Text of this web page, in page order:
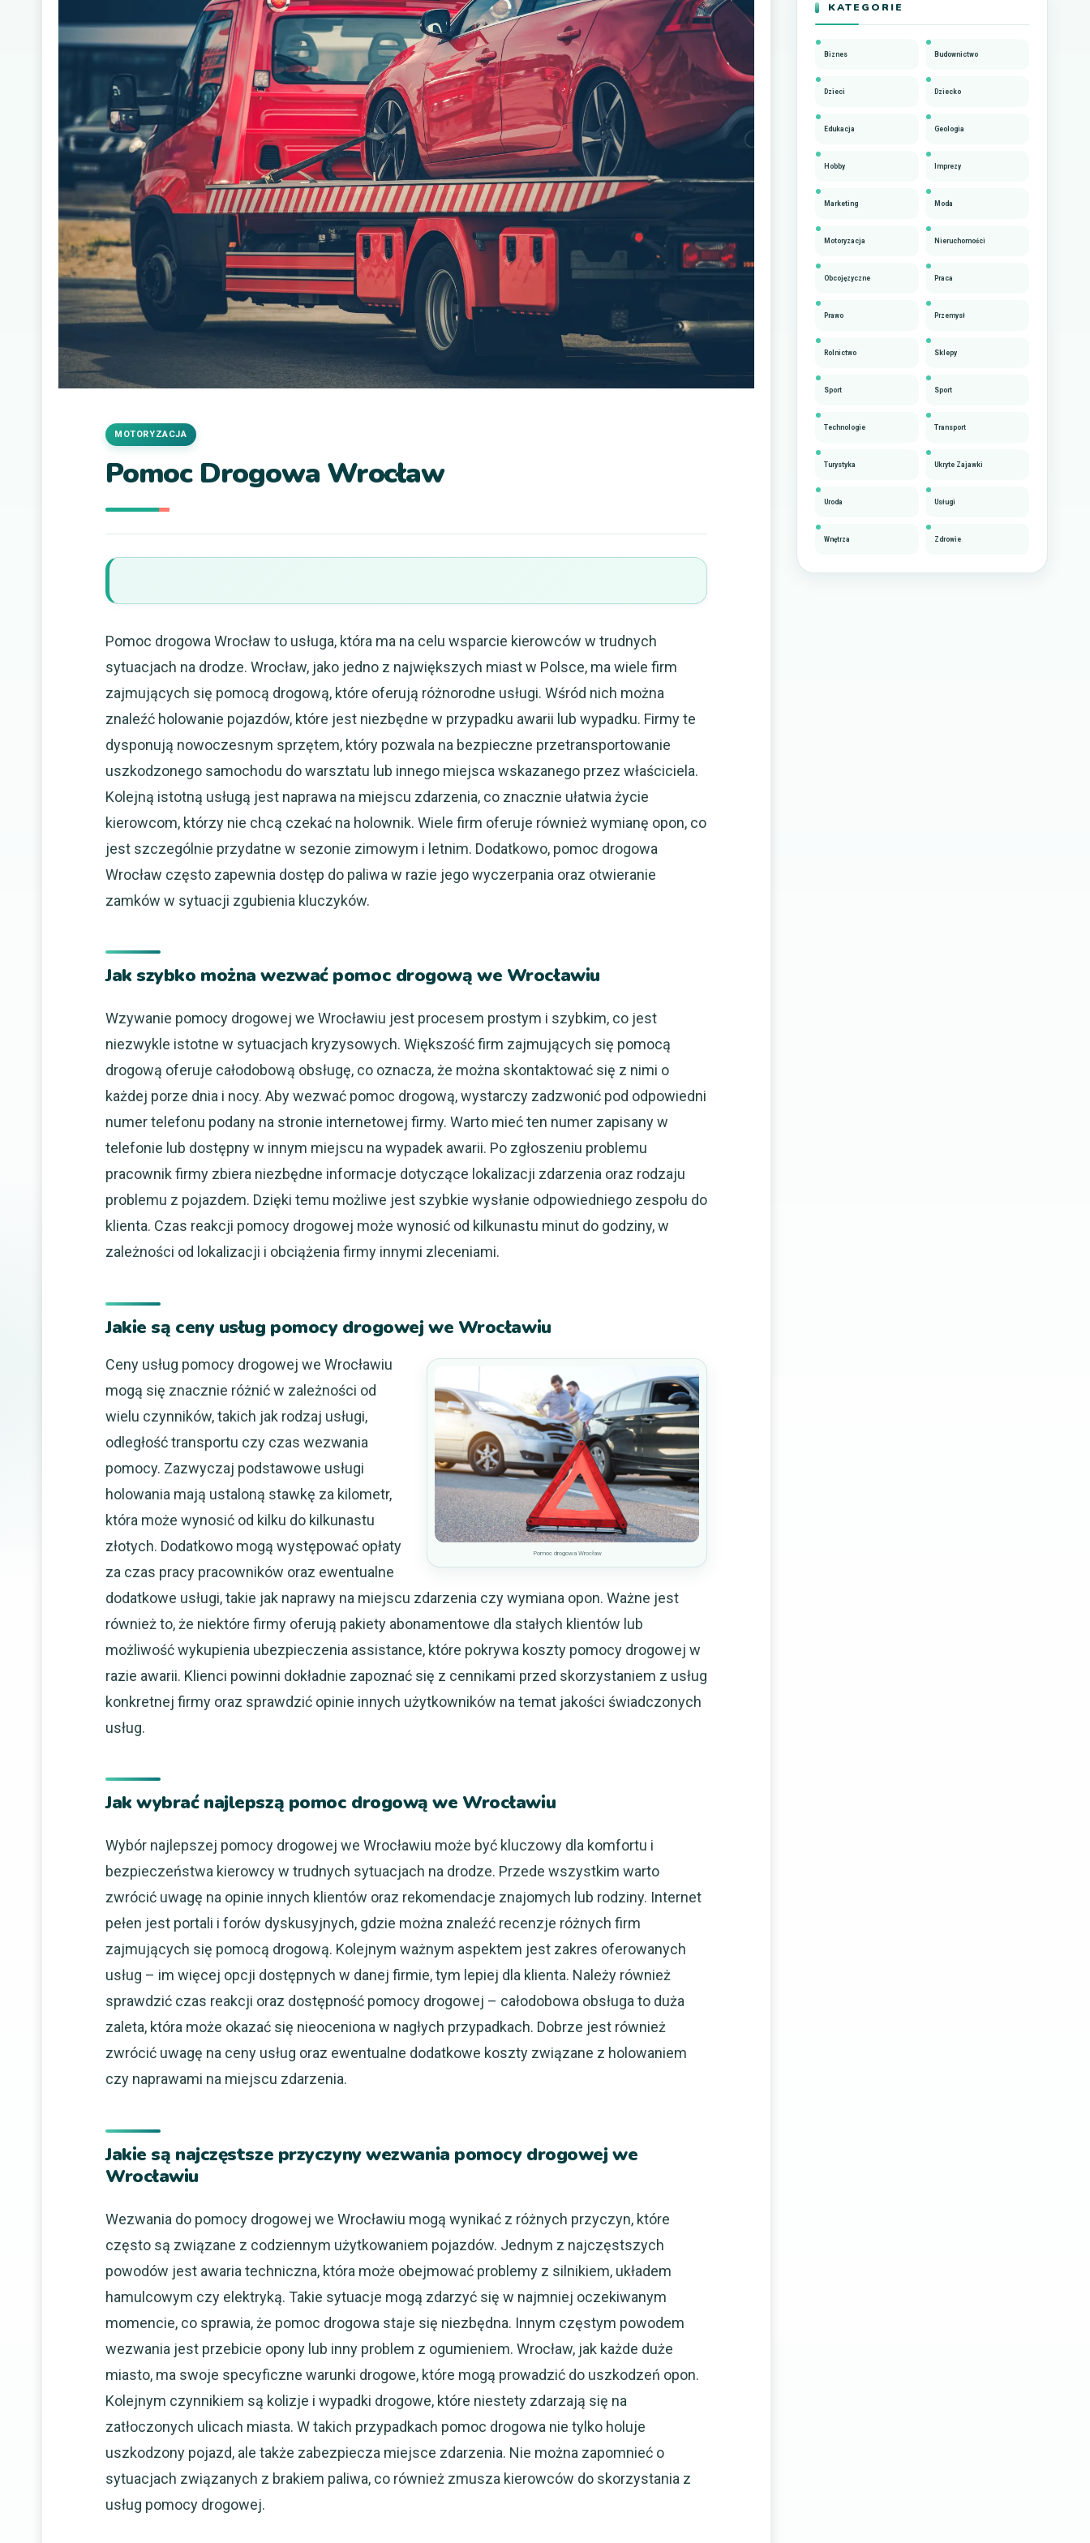
Pomoc Drogowa Wrocław
MOTORYZACJA
Pomoc drogowa Wrocław to usługa, która ma na celu wsparcie kierowców w trudnych
sytuacjach na drodze. Wrocław, jako jedno z największych miast w Polsce, ma wiele firm
zajmujących się pomocą drogową, które oferują różnorodne usługi. Wśród nich można
znaleźć holowanie pojazdów, które jest niezbędne w przypadku awarii lub wypadku. Firmy te
dysponują nowoczesnym sprzętem, który pozwala na bezpieczne przetransportowanie
uszkodzonego samochodu do warsztatu lub innego miejsca wskazanego przez właściciela.
Kolejną istotną usługą jest naprawa na miejscu zdarzenia, co znacznie ułatwia życie
kierowcom, którzy nie chcą czekać na holownik. Wiele firm oferuje również wymianę opon, co
jest szczególnie przydatne w sezonie zimowym i letnim. Dodatkowo, pomoc drogowa
Wrocław często zapewnia dostęp do paliwa w razie jego wyczerpania oraz otwieranie
zamków w sytuacji zgubienia kluczyków.
Jak szybko można wezwać pomoc drogową we Wrocławiu
Wzywanie pomocy drogowej we Wrocławiu jest procesem prostym i szybkim, co jest
niezwykle istotne w sytuacjach kryzysowych. Większość firm zajmujących się pomocą
drogową oferuje całodobową obsługę, co oznacza, że można skontaktować się z nimi o
każdej porze dnia i nocy. Aby wezwać pomoc drogową, wystarczy zadzwonić pod odpowiedni
numer telefonu podany na stronie internetowej firmy. Warto mieć ten numer zapisany w
telefonie lub dostępny w innym miejscu na wypadek awarii. Po zgłoszeniu problemu
pracownik firmy zbiera niezbędne informacje dotyczące lokalizacji zdarzenia oraz rodzaju
problemu z pojazdem. Dzięki temu możliwe jest szybkie wysłanie odpowiedniego zespołu do
klienta. Czas reakcji pomocy drogowej może wynosić od kilkunastu minut do godziny, w
zależności od lokalizacji i obciążenia firmy innymi zleceniami.
Jakie są ceny usług pomocy drogowej we Wrocławiu
Pomoc drogowa Wrocław
Ceny usług pomocy drogowej we Wrocławiu
mogą się znacznie różnić w zależności od
wielu czynników, takich jak rodzaj usługi,
odległość transportu czy czas wezwania
pomocy. Zazwyczaj podstawowe usługi
holowania mają ustaloną stawkę za kilometr,
która może wynosić od kilku do kilkunastu
złotych. Dodatkowo mogą występować opłaty
za czas pracy pracowników oraz ewentualne
dodatkowe usługi, takie jak naprawy na miejscu zdarzenia czy wymiana opon. Ważne jest
również to, że niektóre firmy oferują pakiety abonamentowe dla stałych klientów lub
możliwość wykupienia ubezpieczenia assistance, które pokrywa koszty pomocy drogowej w
razie awarii. Klienci powinni dokładnie zapoznać się z cennikami przed skorzystaniem z usług
konkretnej firmy oraz sprawdzić opinie innych użytkowników na temat jakości świadczonych
usług.
Jak wybrać najlepszą pomoc drogową we Wrocławiu
Wybór najlepszej pomocy drogowej we Wrocławiu może być kluczowy dla komfortu i
bezpieczeństwa kierowcy w trudnych sytuacjach na drodze. Przede wszystkim warto
zwrócić uwagę na opinie innych klientów oraz rekomendacje znajomych lub rodziny. Internet
pełen jest portali i forów dyskusyjnych, gdzie można znaleźć recenzje różnych firm
zajmujących się pomocą drogową. Kolejnym ważnym aspektem jest zakres oferowanych
usług – im więcej opcji dostępnych w danej firmie, tym lepiej dla klienta. Należy również
sprawdzić czas reakcji oraz dostępność pomocy drogowej – całodobowa obsługa to duża
zaleta, która może okazać się nieoceniona w nagłych przypadkach. Dobrze jest również
zwrócić uwagę na ceny usług oraz ewentualne dodatkowe koszty związane z holowaniem
czy naprawami na miejscu zdarzenia.
Jakie są najczęstsze przyczyny wezwania pomocy drogowej we
Wrocławiu
Wezwania do pomocy drogowej we Wrocławiu mogą wynikać z różnych przyczyn, które
często są związane z codziennym użytkowaniem pojazdów. Jednym z najczęstszych
powodów jest awaria techniczna, która może obejmować problemy z silnikiem, układem
hamulcowym czy elektryką. Takie sytuacje mogą zdarzyć się w najmniej oczekiwanym
momencie, co sprawia, że pomoc drogowa staje się niezbędna. Innym częstym powodem
wezwania jest przebicie opony lub inny problem z ogumieniem. Wrocław, jak każde duże
miasto, ma swoje specyficzne warunki drogowe, które mogą prowadzić do uszkodzeń opon.
Kolejnym czynnikiem są kolizje i wypadki drogowe, które niestety zdarzają się na
zatłoczonych ulicach miasta. W takich przypadkach pomoc drogowa nie tylko holuje
uszkodzony pojazd, ale także zabezpiecza miejsce zdarzenia. Nie można zapomnieć o
sytuacjach związanych z brakiem paliwa, co również zmusza kierowców do skorzystania z
usług pomocy drogowej.
KATEGORIE
Biznes Budownictwo
Dzieci Dziecko
Edukacja Geologia
Hobby Imprezy
Marketing Moda
Motoryzacja Nieruchomości
Obcojęzyczne Praca
Prawo Przemysł
Rolnictwo Sklepy
Sport Sport
Technologie Transport
Turystyka Ukryte Zajawki
Uroda Usługi
Wnętrza Zdrowie